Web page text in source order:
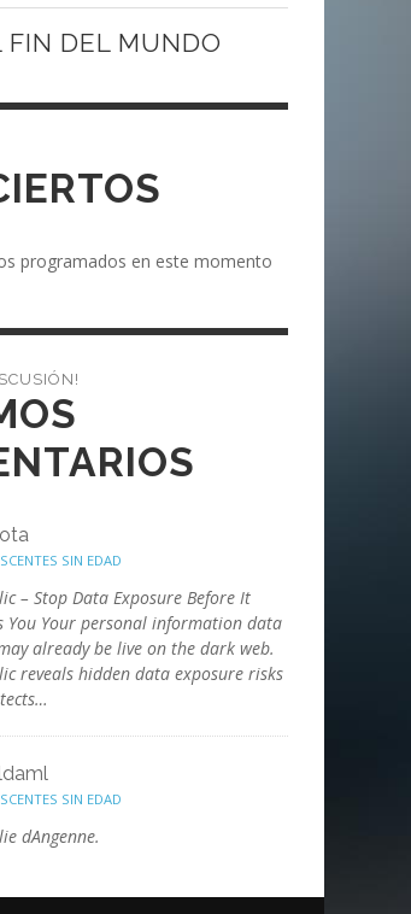
FIN DEL MUNDO
programados en este momento
SIN EDAD
– Stop Data Exposure Before It
You Your personal information data
already be live on the dark web.
reveals hidden data exposure risks
SIN EDAD
dAngenne.